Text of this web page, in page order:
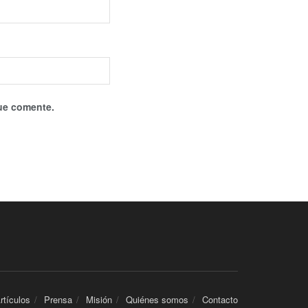
comente.
Prensa Misión Quiénes somos Contacto